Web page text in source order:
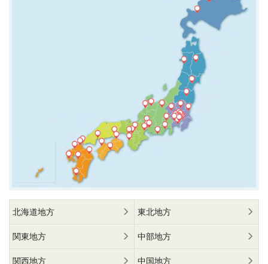
北海道地方 東北地方
関東地方 中部地方
関西地方 中国地方